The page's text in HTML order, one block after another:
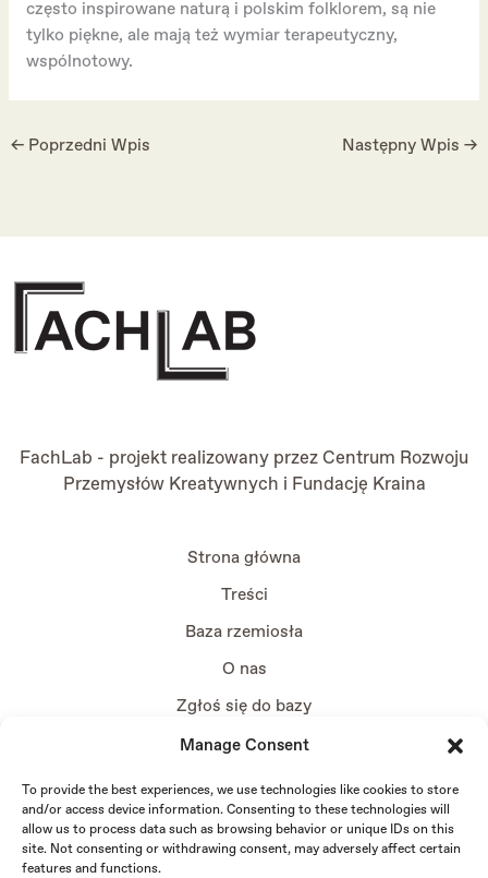
Manage Consent
To provide the best experiences, we use technologies like cookies to store
and/or access device information. Consenting to these technologies will
allow us to process data such as browsing behavior or unique IDs on this
site. Not consenting or withdrawing consent, may adversely affect certain
features and functions.
często inspirowane naturą i polskim folklorem, są nie
tylko piękne, ale mają też wymiar terapeutyczny,
wspólnotowy.
← Poprzedni Wpis Następny Wpis →
FachLab - projekt realizowany przezCentrum Rozwoju
Przemysłów Kreatywnych i Fundację Kraina
Strona główna
Treści
Baza rzemiosła
O nas
Zgłoś się do bazy